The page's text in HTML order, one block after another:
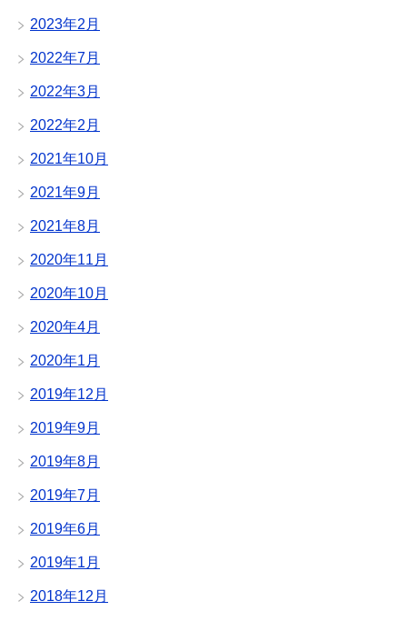
2023年2月
2022年7月
2022年3月
2022年2月
2021年10月
2021年9月
2021年8月
2020年11月
2020年10月
2020年4月
2020年1月
2019年12月
2019年9月
2019年8月
2019年7月
2019年6月
2019年1月
2018年12月